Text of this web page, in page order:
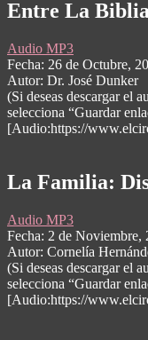
Entre La
Audio MP3
Fecha: 26 de Octubre,
Autor: Dr. José Dunker
(Si deseas descargar el
selecciona “Guardar
[Audio:https://
La Familia:
Audio MP3
Fecha: 2 de Noviembre,
Autor: Cornelía
(Si deseas descargar el
selecciona “Guardar
[Audio:https://